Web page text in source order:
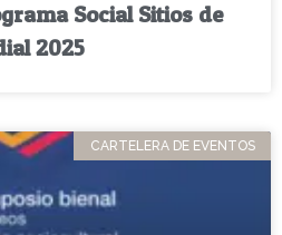
Social Sitios de
2025
CARTELERA DE EVENTOS